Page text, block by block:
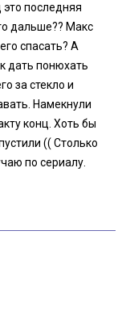
последняя
дальше?? Макс
спасать? А
дать понюхать
за стекло и
Намекнули
конц. Хоть бы
(( Столько
по сериалу.